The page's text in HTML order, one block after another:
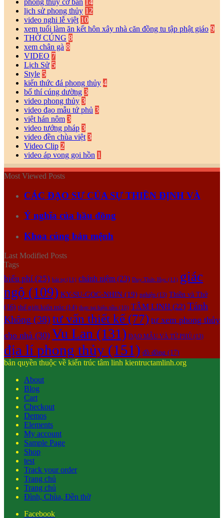
phong thủy cơ bản 14
lịch sử phong thủy 12
video nghi lễ việt 10
xem tuổi làm ăn kết hôn xây nhà căn đồng tu tập phật giáo 9
THỜ CÚNG 8
xem chân gà 8
VIDEO 7
Lịch Sử 5
Style 5
kiến thức đá phong thủy 4
bố thí cúng dường 3
video phong thủy 3
video đạo mẫu tứ phủ 3
việt hán nôm 3
video tướng pháp 3
video đền chùa việt 3
Video Clip 2
video áp vong gọi hồn 1
Most Viewed Posts
CÁC ĐẠO SƯ CỦA SỰ THIỀN ĐỊNH VÀ
Ý nghĩa của hầu đồng
Khoa cúng bản mệnh
Last Modified Posts
Tags
biểu phí (25) bát tự(11) chánh niệm (23) Duy Thức Học (11) giác
ngộ (109) KY-SU-GOC-NHIN (19) nghiệp (13) Thiền và Thở
(16) thế giới kiến trúc (14) thực tại hiện tiền (10) TÂM LINH (22) Tánh
Không (38) tư vấn thiết kế(77) tự xem phong thủy
cho nhà (30) Vu Lan (131) ĐẠO MẪU VÀ TỨ PHỦ (13)
địa lí phong thủy (151) đồ đồng (17)
bản quyền thuộc về kiến trúc tâm linh kientructamlinh.org
About
Blog
Cart
Checkout
Demos
Elements
My account
Sample Page
Shop
test
Track your order
Trang chủ
Trang chủ
Đình, Chùa, Đền thờ
Facebook